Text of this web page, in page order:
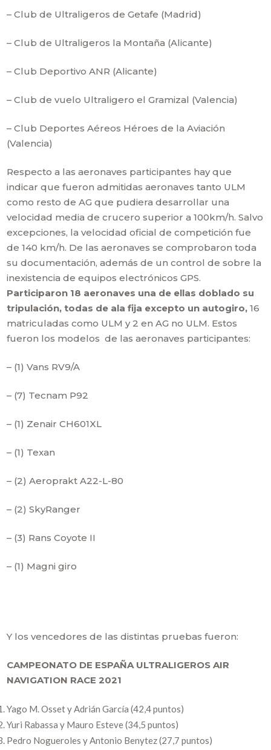
– Club de Ultraligeros de Getafe (Madrid)
– Club de Ultraligeros la Montaña (Alicante)
– Club Deportivo ANR (Alicante)
– Club de vuelo Ultraligero el Gramizal (Valencia)
– Club Deportes Aéreos Héroes de la Aviación
(Valencia)
Respecto a las aeronaves participantes hay que
indicar que fueron admitidas aeronaves tanto ULM
como resto de AG que pudiera desarrollar una
velocidad media de crucero superior a 100km/h. Salvo
excepciones, la velocidad oficial de competición fue
de 140 km/h. De las aeronaves se comprobaron toda
su documentación, además de un control de sobre la
inexistencia de equipos electrónicos GPS.
Participaron 18 aeronaves una de ellas doblado su
tripulación, todas de ala fija excepto un autogiro, 16
matriculadas como ULM y 2 en AG no ULM. Estos
fueron los modelos de las aeronaves participantes:
– (1) Vans RV9/A
– (7) Tecnam P92
– (1) Zenair CH601XL
– (1) Texan
– (2) Aeroprakt A22-L-80
– (2) SkyRanger
– (3) Rans Coyote II
– (1) Magni giro
Y los vencedores de las distintas pruebas fueron:
CAMPEONATO DE ESPAÑA ULTRALIGEROS AIR
NAVIGATION RACE 2021
Yago M. Osset y Adrián García (42,4 puntos)
Yuri Rabassa y Mauro Esteve (34,5 puntos)
Pedro Nogueroles y Antonio Benytez (27,7 puntos)